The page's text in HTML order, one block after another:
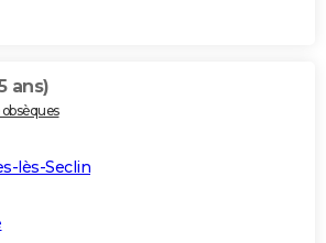
ans)
lès-Seclin